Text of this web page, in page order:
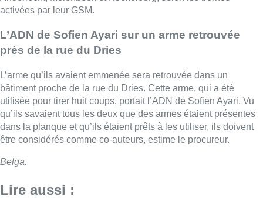
Belga.
Lire aussi :
Abdeslam et Ayari condamnés à 20
ans de prison pour tentative
d’assassinat à caractère terroriste